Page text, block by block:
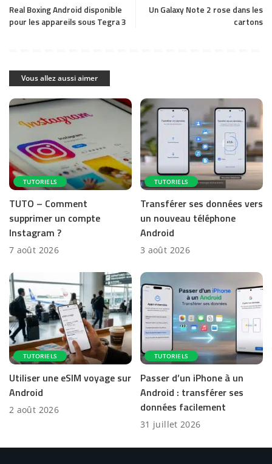
Real Boxing Android disponible
pour les appareils sous Tegra 3
Un Galaxy Note 2 rose dans les
cartons
Vous allez aussi aimer
TUTORIELS
TUTO – Comment
supprimer un compte
Instagram ?
7 août 2026
TUTORIELS
Transférer ses données vers
un nouveau téléphone
Android
3 août 2026
TUTORIELS
Utiliser une eSIM voyage sur
Android
2 août 2026
TUTORIELS
Passer d’un iPhone à un
Android : transférer ses
données facilement
31 juillet 2026